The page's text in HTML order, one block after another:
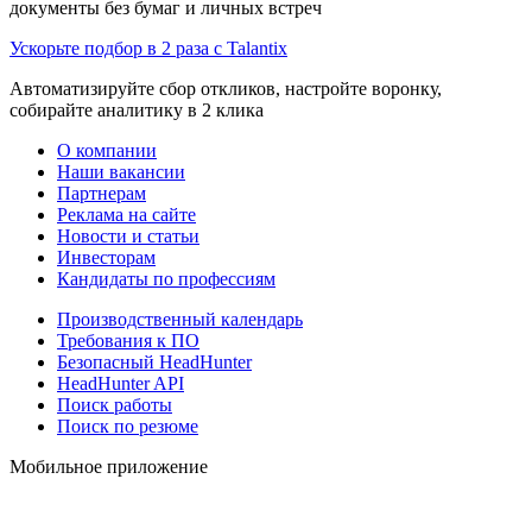
документы без бумаг и личных встреч
Ускорьте подбор в 2 раза с Talantix
Автоматизируйте сбор откликов, настройте воронку,
собирайте аналитику в 2 клика
О компании
Наши вакансии
Партнерам
Реклама на сайте
Новости и статьи
Инвесторам
Кандидаты по профессиям
Производственный календарь
Требования к ПО
Безопасный HeadHunter
HeadHunter API
Поиск работы
Поиск по резюме
Мобильное приложение